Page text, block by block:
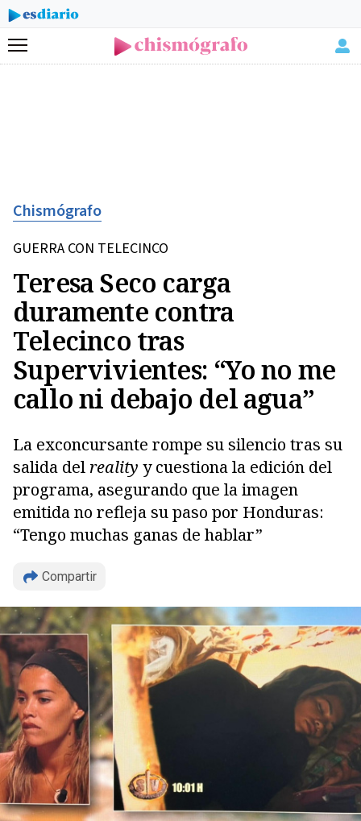
Menú
Chismógrafo
GUERRA CON TELECINCO
Teresa Seco carga
duramente contra
Telecinco tras
Supervivientes: “Yo no me
callo ni debajo del agua”
La exconcursante rompe su silencio tras su
salida del reality y cuestiona la edición del
programa, asegurando que la imagen
emitida no refleja su paso por Honduras:
“Tengo muchas ganas de hablar”
Compartir